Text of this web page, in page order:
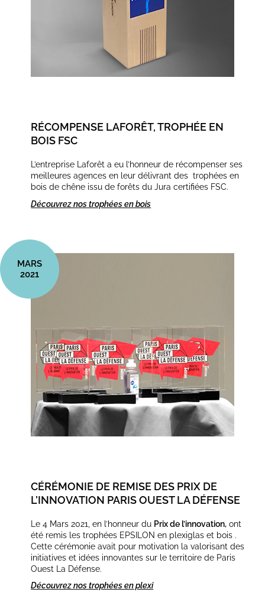
RÉCOMPENSE LAFORÊT, TROPHÉE EN
BOIS FSC
L’entreprise Laforêt a eu l’honneur de récompenser ses
meilleures agences en leur délivrant des trophées en
bois de chêne issu de forêts du Jura certifiées FSC.
Découvrez nos trophées en bois
MARS
2021
CÉRÉMONIE DE REMISE DES PRIX DE
L’INNOVATION PARIS OUEST LA DÉFENSE
Le 4 Mars 2021, en l’honneur du Prix de l’innovation, ont
été remis les trophées EPSILON en plexiglas et bois .
Cette cérémonie avait pour motivation la valorisant des
initiatives et idées innovantes sur le territoire de Paris
Ouest La Défense.
Découvrez nos trophées en plexi